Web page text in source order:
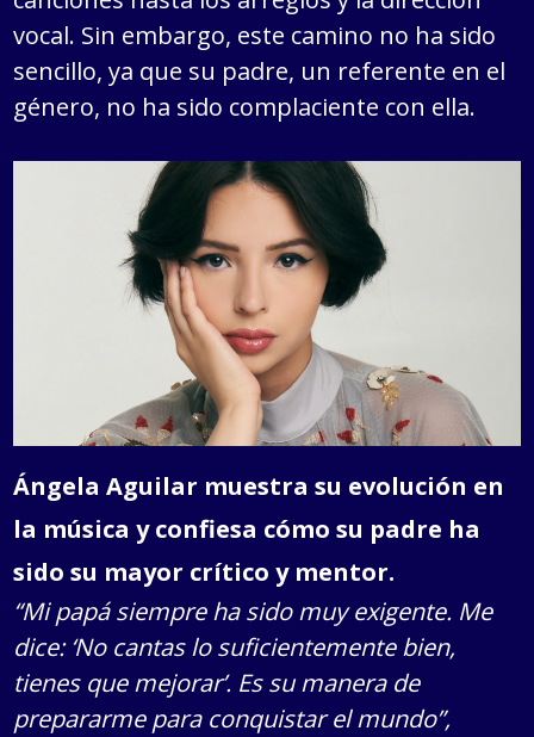
vocal. Sin embargo, este camino no ha sido
sencillo, ya que su padre, un referente en el
género, no ha sido complaciente con ella.
Ángela Aguilar muestra su evolución en
la música y confiesa cómo su padre ha
sido su mayor crítico y mentor.
“Mi papá siempre ha sido muy exigente. Me
dice: ‘No cantas lo suficientemente bien,
tienes que mejorar’. Es su manera de
prepararme para conquistar el mundo”,